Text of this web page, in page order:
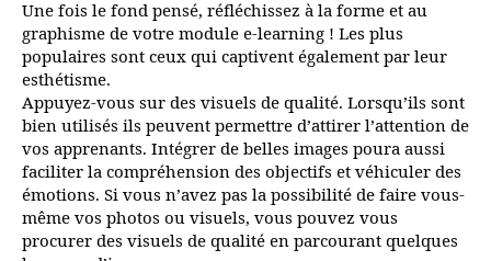
Une fois le fond pensé, réfléchissez à la forme et au
graphisme de votre module e-learning ! Les plus
populaires sont ceux qui captivent également par leur
esthétisme.
Appuyez-vous sur des visuels de qualité. Lorsqu’ils sont
bien utilisés ils peuvent permettre d’attirer l’attention de
vos apprenants. Intégrer de belles images poura aussi
faciliter la compréhension des objectifs et véhiculer des
émotions. Si vous n’avez pas la possibilité de faire vous-
même vos photos ou visuels, vous pouvez vous
procurer des visuels de qualité en parcourant quelques